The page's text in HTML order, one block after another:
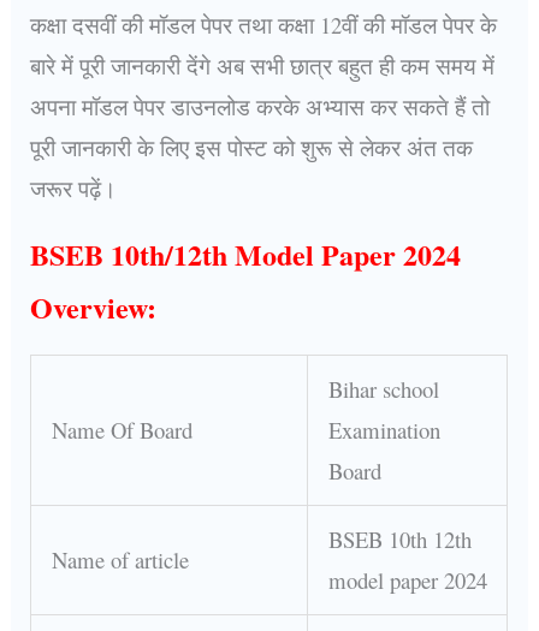
कक्षा दसवीं की मॉडल पेपर तथा कक्षा 12वीं की मॉडल पेपर के
बारे में पूरी जानकारी देंगे अब सभी छात्र बहुत ही कम समय में
अपना मॉडल पेपर डाउनलोड करके अभ्यास कर सकते हैं तो
पूरी जानकारी के लिए इस पोस्ट को शुरू से लेकर अंत तक
जरूर पढ़ें।
BSEB 10th/12th Model Paper 2024
Overview:
Name Of Board
Bihar school
Examination
Board
Name of article
BSEB 10th 12th
model paper 2024